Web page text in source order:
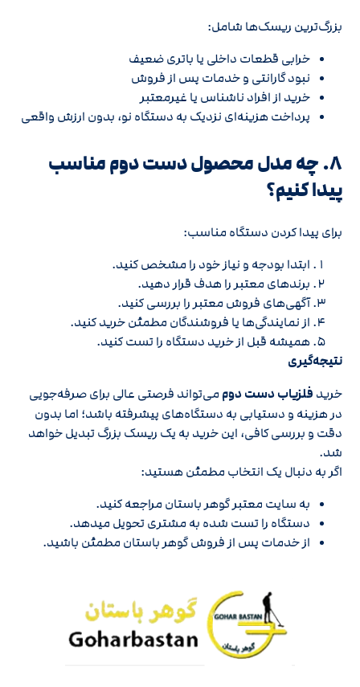
بزرگ‌ترین ریسک‌ها شامل:
خرابی قطعات داخلی یا باتری ضعیف
نبود گارانتی و خدمات پس از فروش
خرید از افراد ناشناس یا غیرمعتبر
پرداخت هزینه‌ای نزدیک به دستگاه نو، بدون ارزش واقعی
۸. چه مدل محصول دست دوم مناسب
پیدا کنیم؟
برای پیدا کردن دستگاه مناسب:
ابتدا بودجه و نیاز خود را مشخص کنید.
برندهای معتبر را هدف قرار دهید.
آگهی‌های فروش معتبر را بررسی کنید.
از نمایندگی‌ها یا فروشندگان مطمئن خرید کنید.
همیشه قبل از خرید دستگاه را تست کنید.
نتیجه‌گیری
خرید فلزیاب دست دوم می‌تواند فرصتی عالی برای صرفه‌جویی
در هزینه و دستیابی به دستگاه‌های پیشرفته باشد؛ اما بدون
دقت و بررسی کافی، این خرید به یک ریسک بزرگ تبدیل خواهد
شد.
اگر به دنبال یک انتخاب مطمئن هستید:
به سایت معتبر گوهر باستان مراجعه کنید.
دستگاه را تست شده به مشتری تحویل میدهد.
از خدمات پس از فروش گوهر باستان مطمئن باشید.